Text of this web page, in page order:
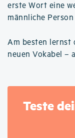
erste Wort eine
männliche
Am besten lernst
neuen Vokabel –
Teste